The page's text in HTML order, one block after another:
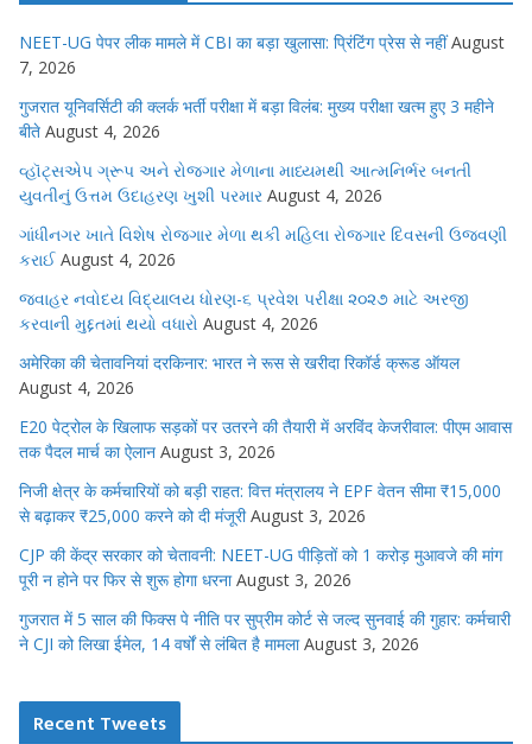
NEET-UG पेपर लीक मामले में CBI का बड़ा खुलासा: प्रिंटिंग प्रेस से नहीं August
7, 2026
गुजरात यूनिवर्सिटी की क्लर्क भर्ती परीक्षा में बड़ा विलंब: मुख्य परीक्षा खत्म हुए 3 महीने
बीते August 4, 2026
વ્હૉટ્સએપ ગ્રૂપ અને રોજગાર મેળાના માધ્યમથી આત્મનિર્ભર બનતી
યુવતીનું ઉત્તમ ઉદાહરણ ખુશી પરમાર August 4, 2026
ગાંધીનગર ખાતે વિશેષ રોજગાર મેળા થકી મહિલા રોજગાર દિવસની ઉજવણી
કરાઈ August 4, 2026
જવાહર નવોદય વિદ્યાલય ધોરણ-૬ પ્રવેશ પરીક્ષા ૨૦૨૭ માટે અરજી
કરવાની મુદ્દતમાં થયો વધારો August 4, 2026
अमेरिका की चेतावनियां दरकिनार: भारत ने रूस से खरीदा रिकॉर्ड क्रूड ऑयल
August 4, 2026
E20 पेट्रोल के खिलाफ सड़कों पर उतरने की तैयारी में अरविंद केजरीवाल: पीएम आवास
तक पैदल मार्च का ऐलान August 3, 2026
निजी क्षेत्र के कर्मचारियों को बड़ी राहत: वित्त मंत्रालय ने EPF वेतन सीमा ₹15,000
से बढ़ाकर ₹25,000 करने को दी मंजूरी August 3, 2026
CJP की केंद्र सरकार को चेतावनी: NEET-UG पीड़ितों को 1 करोड़ मुआवजे की मांग
पूरी न होने पर फिर से शुरू होगा धरना August 3, 2026
गुजरात में 5 साल की फिक्स पे नीति पर सुप्रीम कोर्ट से जल्द सुनवाई की गुहार: कर्मचारी
ने CJI को लिखा ईमेल, 14 वर्षों से लंबित है मामला August 3, 2026
Recent Tweets